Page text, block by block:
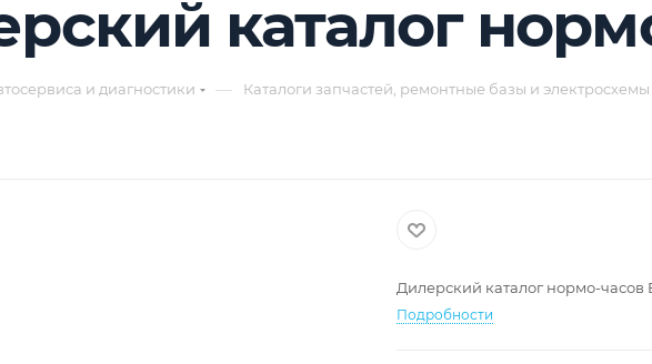
каталог
и диагностики — Каталоги запчастей, ремонтные базы и электросхемы
Дилерский каталог нормо-часов
Подробности